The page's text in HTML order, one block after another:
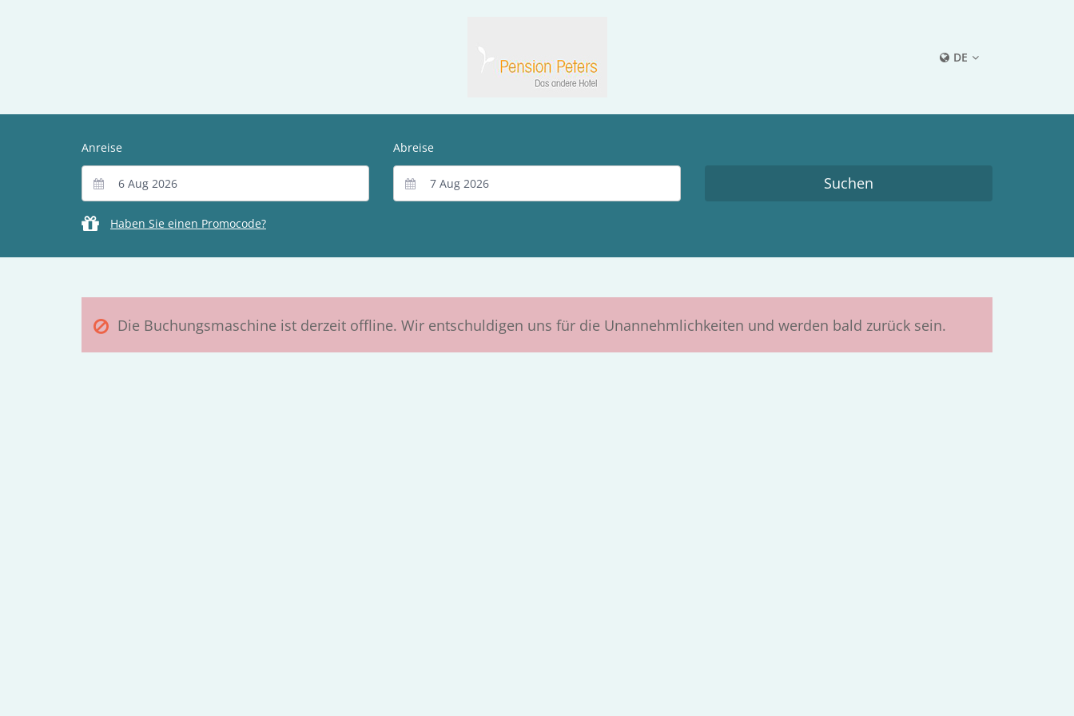
DE
Anreise Abreise
Haben Sie einen Promocode?
Die Buchungsmaschine ist derzeit offline. Wir entschuldigen uns für die Unannehmlichkeiten und werden bald zurück sein.